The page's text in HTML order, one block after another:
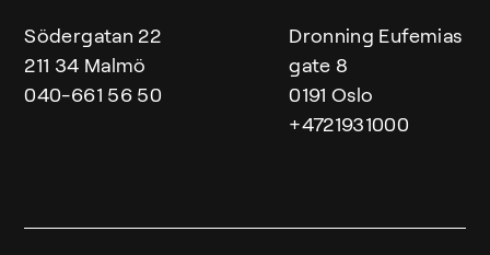
Södergatan 22
211 34 Malmö
040-661 56 50
Dronning Eufemias
gate 8
0191 Oslo
+4721931000